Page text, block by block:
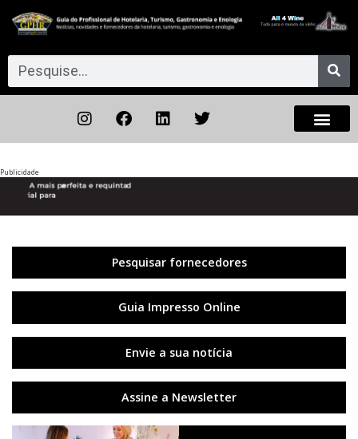
Publicidade
Pesquisar fornecedores
Guia Impresso Online
Envie a sua notícia
Assine a Newsletter